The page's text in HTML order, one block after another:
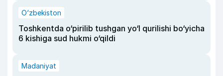
O‘zbekiston
Toshkentda o‘pirilib tushgan yo‘l qurilishi bo‘yicha
6 kishiga sud hukmi o‘qildi
Madaniyat